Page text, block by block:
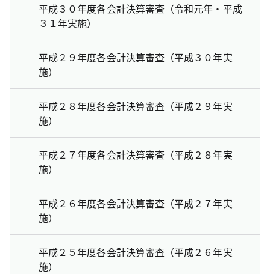
平成３０年度各会計決算審査（令和元年・平成
３１年実施）
平成２９年度各会計決算審査（平成３０年実
施）
平成２８年度各会計決算審査（平成２９年実
施）
平成２７年度各会計決算審査（平成２８年実
施）
平成２６年度各会計決算審査（平成２７年実
施）
平成２５年度各会計決算審査（平成２６年実
施）